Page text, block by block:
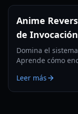
Anime
de
Domina el
Aprende cómo
de 2026.
Leer más